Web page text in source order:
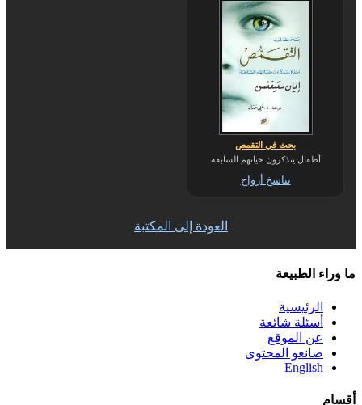
بحث في التقمص
أطفال يتذكرون حياتهم السابقة
تناسخ أرواح
العودة إلى المكتبة
ما وراء الطبيعة
الرئيسية
أسئلة شائعة
عن الموقع
صانعو المحتوى
English
أقسام